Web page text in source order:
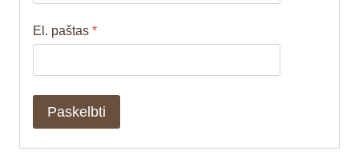
El. paštas *